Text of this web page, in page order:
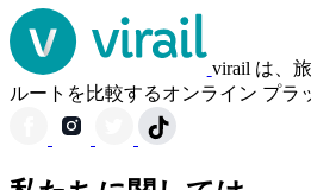
virail は、
ルートを比較するオンライン プラ